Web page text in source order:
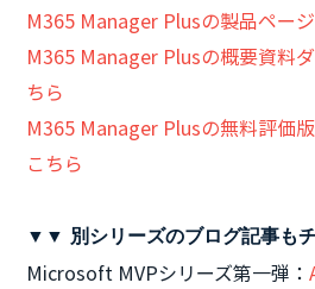
M365 Manager Plusの製品ペー
M365 Manager Plusの概要資料
ちら
M365 Manager Plusの無料評価
こちら
▼▼ 別シリーズのブログ記事も
Microsoft MVPシリーズ第一弾：